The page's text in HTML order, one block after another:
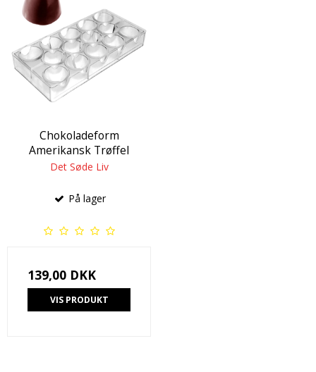
Chokoladeform
Amerikansk Trøffel
Det Søde Liv
På lager
139,00 DKK
VIS PRODUKT